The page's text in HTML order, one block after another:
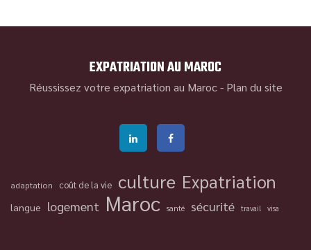
EXPATRIATION AU MAROC
Réussissez votre expatriation au Maroc - Plan du site
adaptation coût de la vie culture Expatriation
langue logement Maroc santé sécurité travail visa